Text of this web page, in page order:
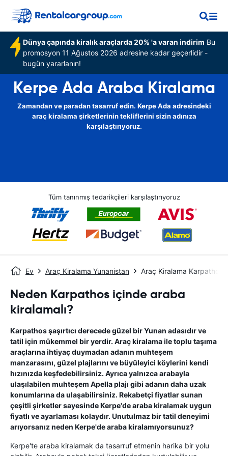
Dünya çapında kiralık araçlarda 20% 'a varan indirim Bu
promosyon 11 Ağustos 2026 adresine kadar geçerlidir -
bugün yararlanın!
Kerpe Ada Araba Kiralama
Zamandan ve paradan tasarruf edin. Kerpe Ada adresindeki
araç kiralama şirketlerinin tekliflerini sizin adınıza
karşılaştırıyoruz.
Tüm tanınmış tedarikçileri karşılaştırıyoruz
Ev Araç Kiralama Yunanistan Araç Kiralama Karpathos
Neden Karpathos içinde araba
kiralamalı?
Karpathos şaşırtıcı derecede güzel bir Yunan adasıdır ve
tatil için mükemmel bir yerdir. Araç kiralama ile toplu taşıma
araçlarına ihtiyaç duymadan adanın muhteşem
manzarasını, güzel plajlarını ve büyüleyici köylerini kendi
hızınızda keşfedebilirsiniz. Ayrıca yalnızca arabayla
ulaşılabilen muhteşem Apella plajı gibi adanın daha uzak
konumlarına da ulaşabilirsiniz. Rekabetçi fiyatlar sunan
çeşitli şirketler sayesinde Kerpe'de araba kiralamak uygun
fiyatlı ve ayarlaması kolaydır. Unutulmaz bir tatil deneyimi
arıyorsanız neden Kerpe'de araba kiralamıyorsunuz?
Kerpe'te araba kiralamak da tasarruf etmenin harika bir yolu